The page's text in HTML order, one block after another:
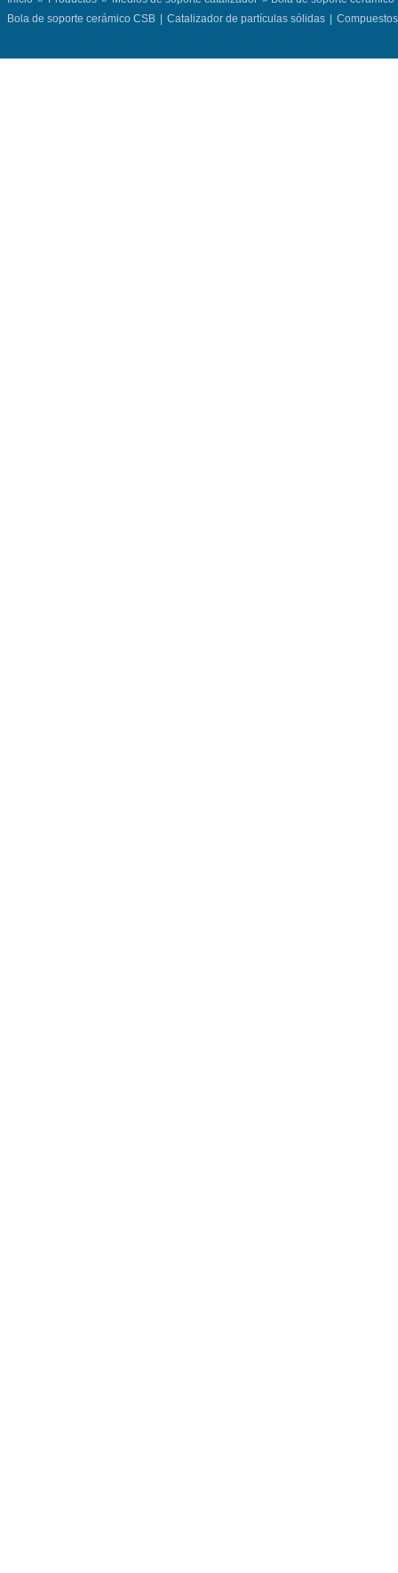
Bola de soporte cerámico CSB
Catalizador de partículas sólidas